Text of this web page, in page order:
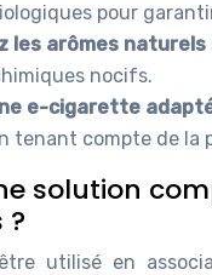
pour
les arômes naturels
nocifs.
e-cigarette
tenant compte de la
solution
?
utilisé en